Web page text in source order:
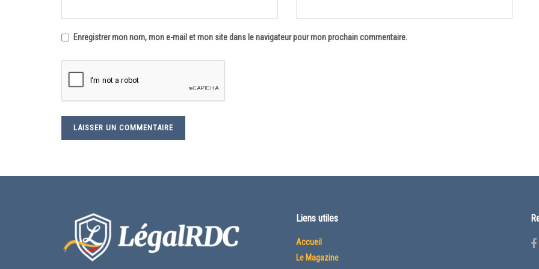
Enregistrer mon nom, mon e-mail et mon site dans le navigateur pour mon prochain commentaire.
Liens utiles
Accueil
Le Magazine